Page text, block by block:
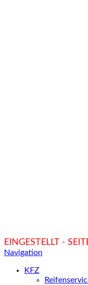
EINGESTELLT -
Navigation
KFZ